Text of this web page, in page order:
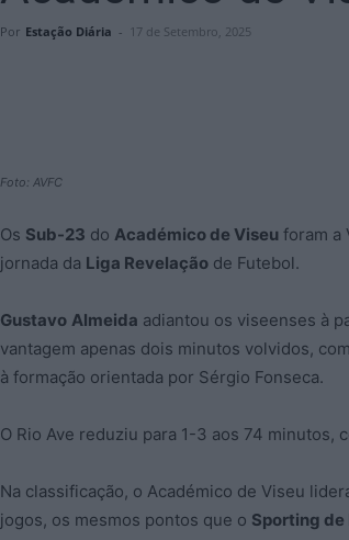
Por Estação Diária - 17 de Setembro, 2025
Foto: AVFC
Os Sub-23 do Académico de Viseu foram a
jornada da Liga Revelação de Futebol.
Gustavo Almeida adiantou os viseenses à
vantagem apenas dois minutos volvidos, com
à formação orientada por Sérgio Fonseca.
O Rio Ave reduziu para 1-3 aos 74 minutos,
Na classificação, o Académico de Viseu
jogos, os mesmos pontos que o Sporting de